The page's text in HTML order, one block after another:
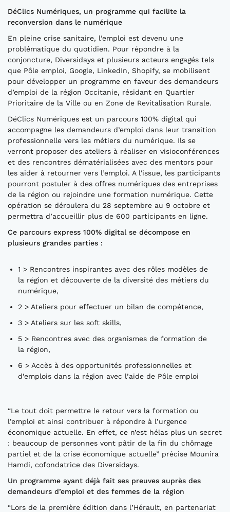
DéClics Numériques, un programme qui facilite la
reconversion dans le numérique
En pleine crise sanitaire, l’emploi est devenu une
problématique du quotidien. Pour répondre à la
conjoncture, Diversidays et plusieurs acteurs engagés tels
que Pôle emploi, Google, LinkedIn, Shopify, se mobilisent
pour développer un programme en faveur des demandeurs
d’emploi de la région Occitanie, résidant en Quartier
Prioritaire de la Ville ou en Zone de Revitalisation Rurale.
DéClics Numériques est un parcours 100% digital qui
accompagne les demandeurs d’emploi dans leur transition
professionnelle vers les métiers du numérique. Ils se
verront proposer des ateliers à réaliser en visioconférences
et des rencontres dématérialisées avec des mentors pour
les aider à retourner vers l’emploi. A l'issue, les participants
pourront postuler à des offres numériques des entreprises
de la région ou rejoindre une formation numérique. Cette
opération se déroulera du 28 septembre au 9 octobre et
permettra d’accueillir plus de 600 participants en ligne.
Ce parcours express 100% digital se décompose en
plusieurs grandes parties :
1 > Rencontres inspirantes avec des rôles modèles de
la région et découverte de la diversité des métiers du
numérique,
2 > Ateliers pour effectuer un bilan de compétence,
3 > Ateliers sur les soft skills,
5 > Rencontres avec des organismes de formation de
la région,
6 > Accès à des opportunités professionnelles et
d’emplois dans la région avec l’aide de Pôle emploi
“Le tout doit permettre le retour vers la formation ou
l’emploi et ainsi contribuer à répondre à l’urgence
économique actuelle. En effet, ce n’est hélas plus un secret
: beaucoup de personnes vont pâtir de la fin du chômage
partiel et de la crise économique actuelle” précise Mounira
Hamdi, cofondatrice des Diversidays.
Un programme ayant déjà fait ses preuves auprès des
demandeurs d’emploi et des femmes de la région
“Lors de la première édition dans l’Hérault, en partenariat